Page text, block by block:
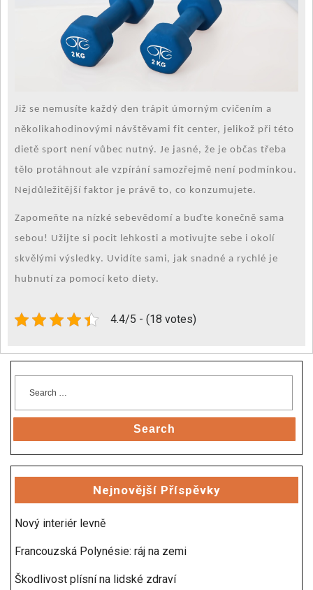
Již se nemusíte každý den trápit úmorným cvičením a
několikahodinovými návštěvami fit center, jelikož při této
dietě sport není vůbec nutný. Je jasné, že je občas třeba
tělo protáhnout ale vzpírání samozřejmě není podmínkou.
Nejdůležitější faktor je právě to, co konzumujete.
Zapomeňte na nízké sebevědomí a buďte konečně sama
sebou! Užijte si pocit lehkosti a motivujte sebe i okolí
skvělými výsledky. Uvidíte sami, jak snadné a rychlé je
hubnutí za pomocí keto diety.
4.4/5 - (18 votes)
Search
Nejnovější Příspěvky
Nový interiér levně
Francouzská Polynésie: ráj na zemi
Škodlivost plísní na lidské zdraví